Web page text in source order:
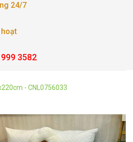
24/7
3582
- CNL0756033